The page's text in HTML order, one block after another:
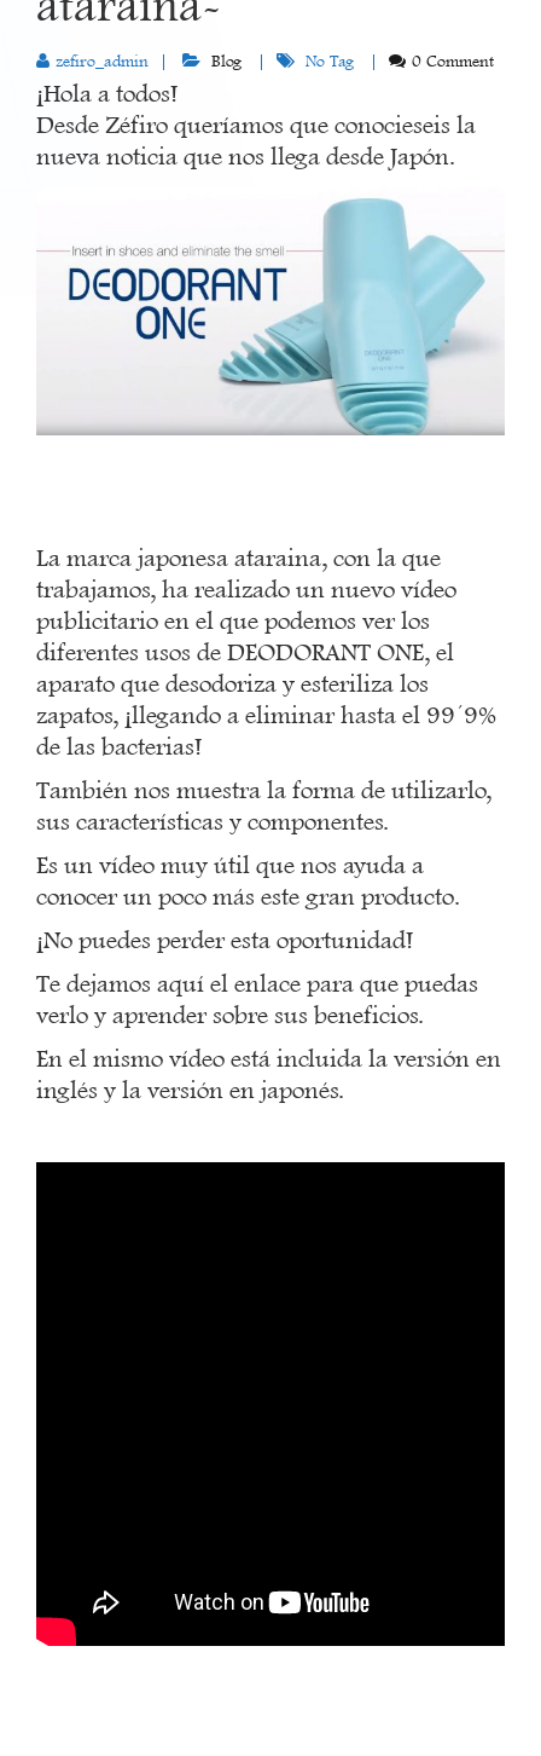
ataraina-
zefiro_admin Blog No Tag 0 Comment
¡Hola a todos!
Desde Zéfiro queríamos que conocieseis la
nueva noticia que nos llega desde Japón.
La marca japonesa ataraina, con la que
trabajamos, ha realizado un nuevo vídeo
publicitario en el que podemos ver los
diferentes usos de DEODORANT ONE, el
aparato que desodoriza y esteriliza los
zapatos, ¡llegando a eliminar hasta el 99´9%
de las bacterias!
También nos muestra la forma de utilizarlo,
sus características y componentes.
Es un vídeo muy útil que nos ayuda a
conocer un poco más este gran producto.
¡No puedes perder esta oportunidad!
Te dejamos aquí el enlace para que puedas
verlo y aprender sobre sus beneficios.
En el mismo vídeo está incluida la versión en
inglés y la versión en japonés.